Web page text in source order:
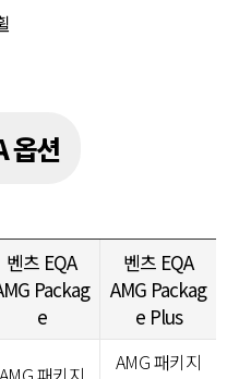
옵션
벤츠 EQA
Packag
e
벤츠 EQA
AMG Packag
e Plus
AMG 패키지